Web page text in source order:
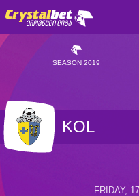
SEASON 2019
KOL
FRIDAY,